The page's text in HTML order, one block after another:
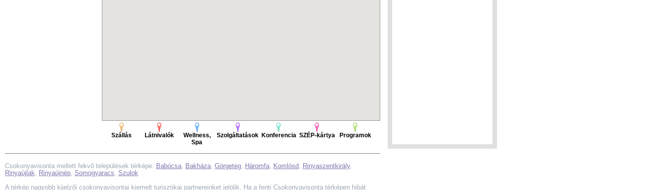
Szállás Látnivalók
Wellness,
Spa
Szolgáltatások Konferencia SZÉP-kártya Programok
Csokonyavisonta mellett fekvő települések térképe: Babócsa, Bakháza, Görgeteg, Háromfa, Komlósd, Rinyaszentkirály,
Rinyaújlak, Rinyaújnép, Somogyaracs, Szulok
A térkép nagyobb kijelzői csokonyavisontai kiemelt turisztikai partnereinket jelölik. Ha a fenti Csokonyavisonta térképen hibát